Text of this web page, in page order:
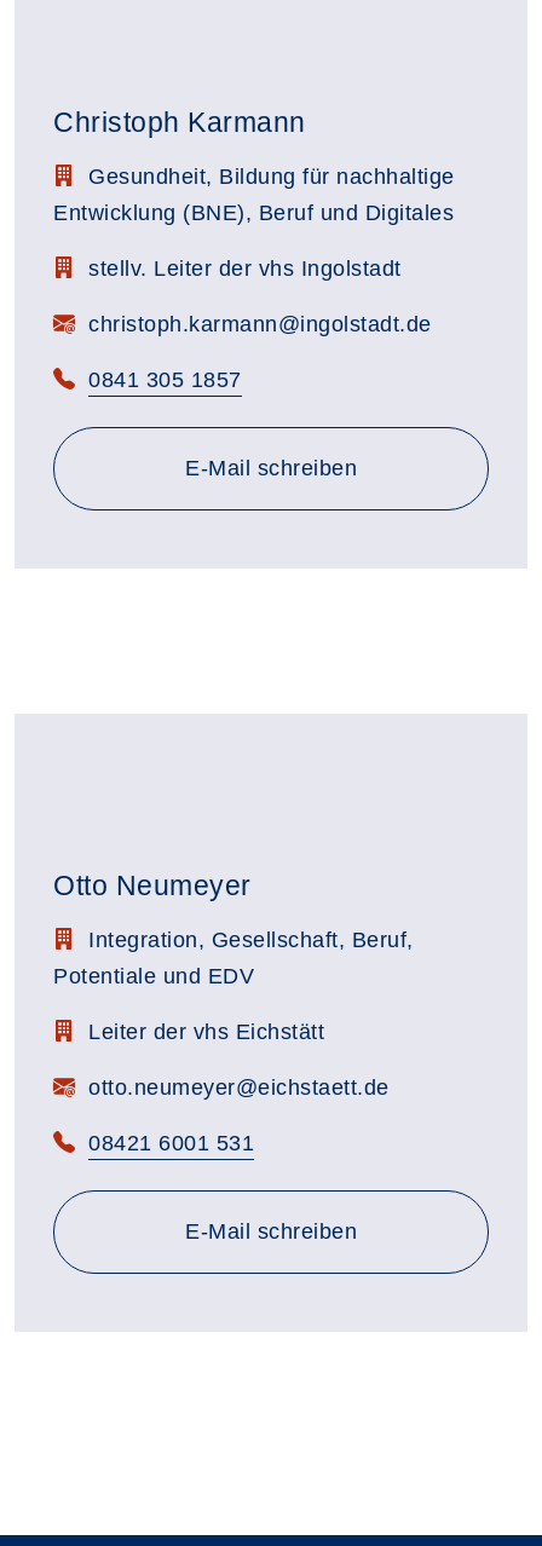
Christoph Karmann
Stellenbezeichnung:
Gesundheit, Bildung für nachhaltige
Entwicklung (BNE), Beruf und Digitales
Zimmerbezeichnung:
stellv. Leiter der vhs Ingolstadt
E-Mail:christoph.karmann@ingolstadt.de
Telefon:
0841 305 1857
E-Mail schreiben
Otto Neumeyer
Stellenbezeichnung:
Integration, Gesellschaft, Beruf,
Potentiale und EDV
Zimmerbezeichnung:
Leiter der vhs Eichstätt
E-Mail:otto.neumeyer@eichstaett.de
Telefon:
08421 6001 531
E-Mail schreiben